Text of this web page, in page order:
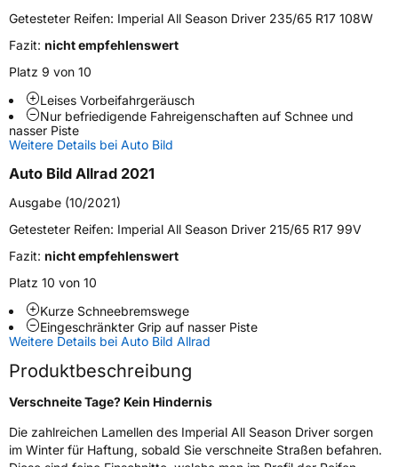
Modellname All Season Driver
Fahrzeugart
PKW & SUV
Weitere Eigenschaften
Schlauchtyp TL
ZustandNeureifen
M+SJa
Verstärkt XL
EU Label
EffizienzC
NasshaftungB
Rollgeräusch (Klasse)
Rollgeräusch (dB)71
Getesteter Reifen: Imperial All Season Driver 235/65 R17 108W
Fazit: nicht empfehlenswert
Platz 9 von 10
Leises Vorbeifahrgeräusch
Nur befriedigende Fahreigenschaften auf Schnee und
nasser Piste
Weitere Details bei Auto Bild
Auto Bild Allrad 2021
Ausgabe (10/2021)
Getesteter Reifen: Imperial All Season Driver 215/65 R17 99V
Fazit: nicht empfehlenswert
Platz 10 von 10
Kurze Schneebremswege
Eingeschränkter Grip auf nasser Piste
Weitere Details bei Auto Bild Allrad
Produktbeschreibung
Verschneite Tage? Kein Hindernis
Die zahlreichen Lamellen des Imperial All Season Driver sorgen
im Winter für Haftung, sobald Sie verschneite Straßen befahren.